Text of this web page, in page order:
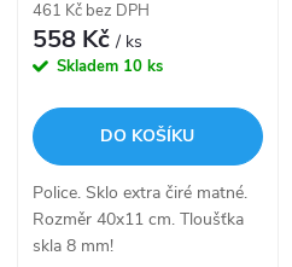
461 Kč bez DPH
558 Kč/ ks
Skladem 10 ks
DO KOŠÍKU
Police. Sklo extra čiré matné.
Rozměr 40x11 cm. Tloušťka
skla 8 mm!